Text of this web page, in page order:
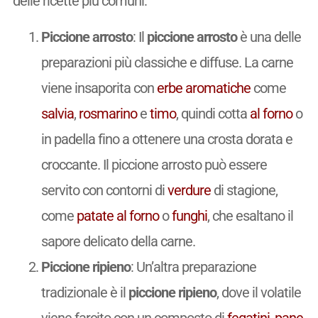
Piccione arrosto: Il piccione arrostoè una delle
preparazioni più classiche e diffuse. La carne
viene insaporita con erbe aromatichecome
salvia, rosmarinoetimo, quindi cotta al fornoo
in padella fino a ottenere una crosta dorata e
croccante. Il piccione arrosto può essere
servito con contorni diverduredi stagione,
come patate al fornoofunghi, che esaltano il
sapore delicato della carne.
Piccione ripieno: Un’altra preparazione
tradizionale è il piccione ripieno, dove il volatile